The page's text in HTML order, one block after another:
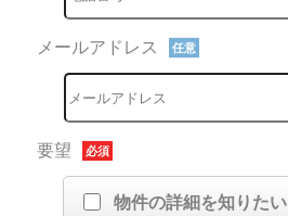
メールアドレス 任意
要望 必須
物件の詳細を知りたい